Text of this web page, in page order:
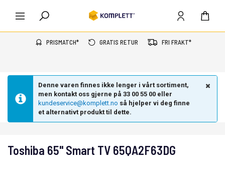
PRISMATCH* GRATIS RETUR FRI FRAKT*
Denne varen finnes ikke lenger i vårt sortiment,
men kontakt oss gjerne på 33 00 55 00 eller
kundeservice@komplett.no så hjelper vi deg finne
et alternativt produkt til dette.
Toshiba 65" Smart TV 65QA2F63DG